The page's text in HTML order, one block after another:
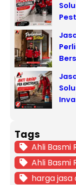
Tags
Ahli Basmi
Ahli Basmi
harga